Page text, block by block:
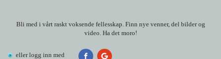
Bli med i vårt raskt voksende fellesskap. Finn nye venner, del bilder og
video. Ha det moro!
eller logg inn med